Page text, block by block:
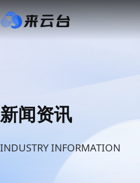
新闻资讯
INDUSTRY INFORMATION